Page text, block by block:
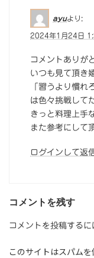
ayuより:
2024年1月24日
コメントありが
いつも見て頂き
「習うより慣れ
は色々挑戦して
きっと料理上手
また参考にして
ログインして返
コメントを残す
コメントを投稿するに
このサイトはスパムを